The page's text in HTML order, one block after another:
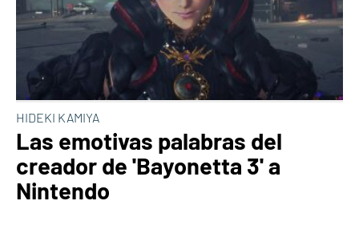
HIDEKI KAMIYA
Las emotivas palabras del
creador de 'Bayonetta 3' a
Nintendo